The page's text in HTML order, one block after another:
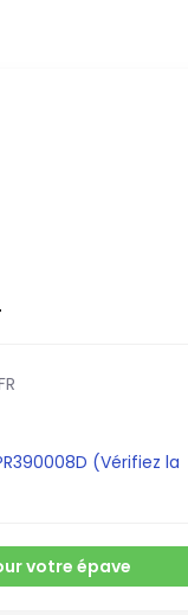
(Vérifiez la
votre épave